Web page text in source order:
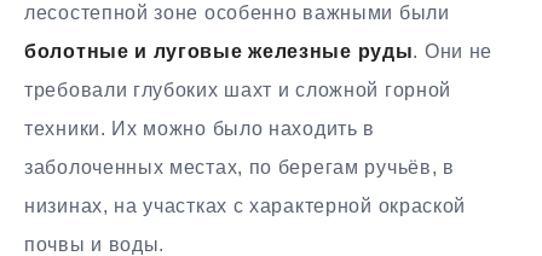
лесостепной зоне особенно важными были
болотные и луговые железные руды. Они не
требовали глубоких шахт и сложной горной
техники. Их можно было находить в
заболоченных местах, по берегам ручьёв, в
низинах, на участках с характерной окраской
почвы и воды.